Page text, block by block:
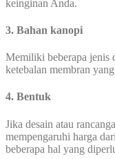
keinginan Anda.
3. Bahan kanopi
Memiliki beberapa jenis
ketebalan membran
4. Bentuk
Jika desain atau
mempengaruhi harga
beberapa hal yang